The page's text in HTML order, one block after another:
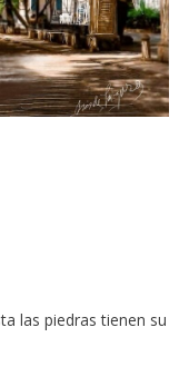
las piedras tienen su